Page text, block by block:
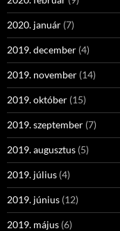
2020. január (7)
2019. december (4)
2019. november (14)
2019. október (15)
2019. szeptember (7)
2019. augusztus (5)
2019. július (4)
2019. június (12)
2019. május (6)